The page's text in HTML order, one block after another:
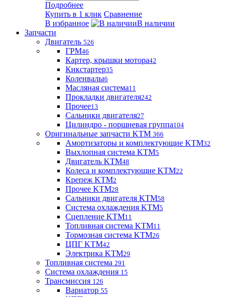
Подробнее
Купить в 1 клик Сравнение
В избранное
В наличии
Запчасти
Двигатель 526
ГРМ46
Картер, крышки мотора42
Кикстартер35
Коленвалы6
Масляная система11
Прокладки двигателя242
Прочее13
Сальники двигателя27
Цилиндро - поршневая группа104
Оригинальные запчасти KTM 366
Амортизаторы и комплектующие KTM32
Выхлопная система KTM5
Двигатель KTM48
Колеса и комплектующие KTM22
Крепеж KTM2
Прочее KTM28
Сальники двигателя KTM58
Система охлаждения KTM5
Сцепление KTM11
Топливная система KTM11
Тормозная система KTM26
ЦПГ KTM42
Электрика KTM29
Топливная система 291
Система охлаждения 15
Трансмиссия 126
Вариатор 55